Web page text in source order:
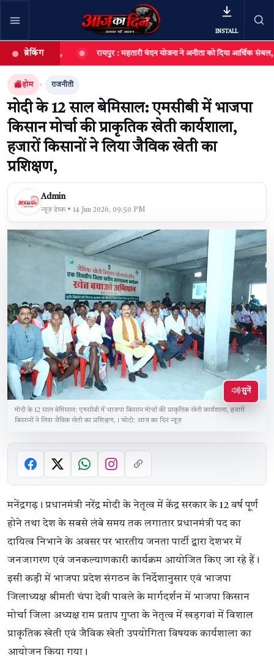
INSTALL
खबर खोजें
खोजें
ब्रेकिंग रायपुर : महतारी वंदन योजना ने अनीता को दिया आर्थिक संबल, छोटी दुकान
होम राजनीती
मोदी के 12 साल बेमिसाल: एमसीबी में भाजपा
किसान मोर्चा की प्राकृतिक खेती कार्यशाला,
हजारों किसानों ने लिया जैविक खेती का
प्रशिक्षण,
Admin
न्यूज़ डेस्क • 14 Jun 2026, 09:50 PM
सुनें
मोदी के 12 साल बेमिसाल: एमसीबी में भाजपा किसान मोर्चा की प्राकृतिक खेती कार्यशाला, हजारों
किसानों ने लिया जैविक खेती का प्रशिक्षण,। फोटो: आज का दिन न्यूज़
मनेंद्रगढ़। प्रधानमंत्री नरेंद्र मोदी के नेतृत्व में केंद्र सरकार के 12 वर्ष पूर्ण
होने तथा देश के सबसे लंबे समय तक लगातार प्रधानमंत्री पद का
दायित्व निभाने के अवसर पर भारतीय जनता पार्टी द्वारा देशभर में
जनजागरण एवं जनकल्याणकारी कार्यक्रम आयोजित किए जा रहे हैं।
इसी कड़ी में भाजपा प्रदेश संगठन के निर्देशानुसार एवं भाजपा
जिलाध्यक्ष श्रीमती चंपा देवी पावले के मार्गदर्शन में भाजपा किसान
मोर्चा जिला अध्यक्ष राम प्रताप गुप्ता के नेतृत्व में खड़गवां में विशाल
प्राकृतिक खेती एवं जैविक खेती उपयोगिता विषयक कार्यशाला का
आयोजन किया गया।